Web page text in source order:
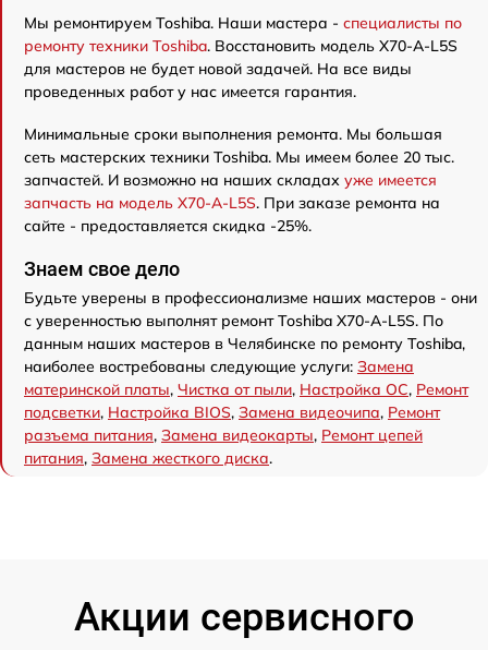
Мы ремонтируем Toshiba. Наши мастера - специалисты по
ремонту техники Toshiba. Восстановить модель X70-A-L5S
для мастеров не будет новой задачей. На все виды
проведенных работ у нас имеется гарантия.
Минимальные сроки выполнения ремонта. Мы большая
сеть мастерских техники Toshiba. Мы имеем более 20 тыс.
запчастей. И возможно на наших складах уже имеется
запчасть на модель X70-A-L5S. При заказе ремонта на
сайте - предоставляется скидка -25%.
Знаем свое дело
Будьте уверены в профессионализме наших мастеров - они
с уверенностью выполнят ремонт Toshiba X70-A-L5S. По
данным наших мастеров в Челябинске по ремонту Toshiba,
наиболее востребованы следующие услуги: Замена
материнской платы, Чистка от пыли, Настройка ОС, Ремонт
подсветки, Настройка BIOS, Замена видеочипа, Ремонт
разъема питания, Замена видеокарты, Ремонт цепей
питания, Замена жесткого диска.
Акции сервисного